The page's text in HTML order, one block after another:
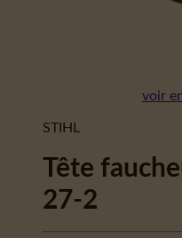
voir
STIHL
Tête
27-2